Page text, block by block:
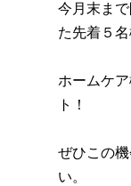
今月末ま
た先着５
ホームケ
ト！
ぜひこの
い。